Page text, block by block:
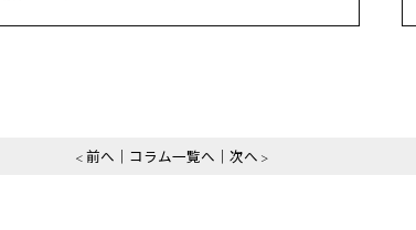
前へ コラム一覧へ 次へ